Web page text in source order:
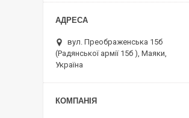
вул. Преображенська 15б
(Радянської армії 15б ), Маяки,
Україна